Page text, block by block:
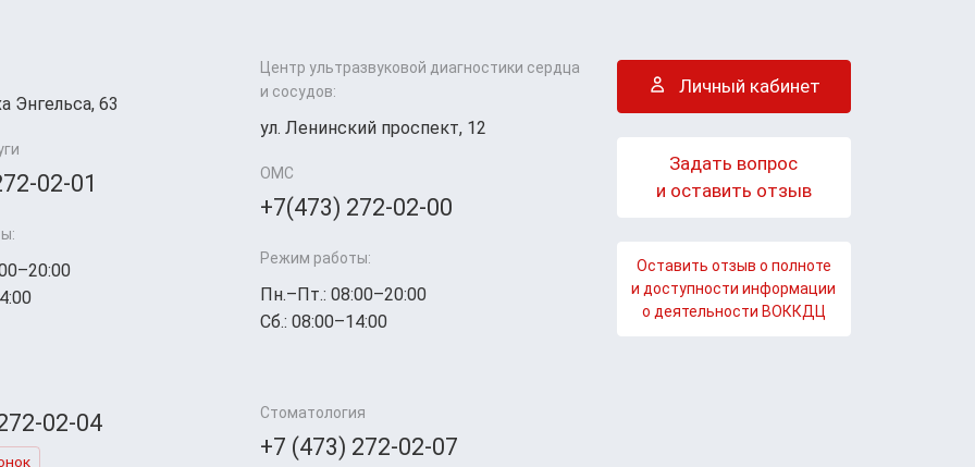
Энгельса, 63
02-01
02-04
Центр ультразвуковой диагностики сердца
и сосудов:
ул. Ленинский проспект, 12
ОМС
+7(473) 272-02-00
Режим работы:
Пн.–Пт.: 08:00–20:00
Сб.: 08:00–14:00
Стоматология
+7 (473) 272-02-07
Личный кабинет
Задать вопрос
и оставить отзыв
Оставить отзыв о полноте
и доступности информации
о деятельности ВОККДЦ